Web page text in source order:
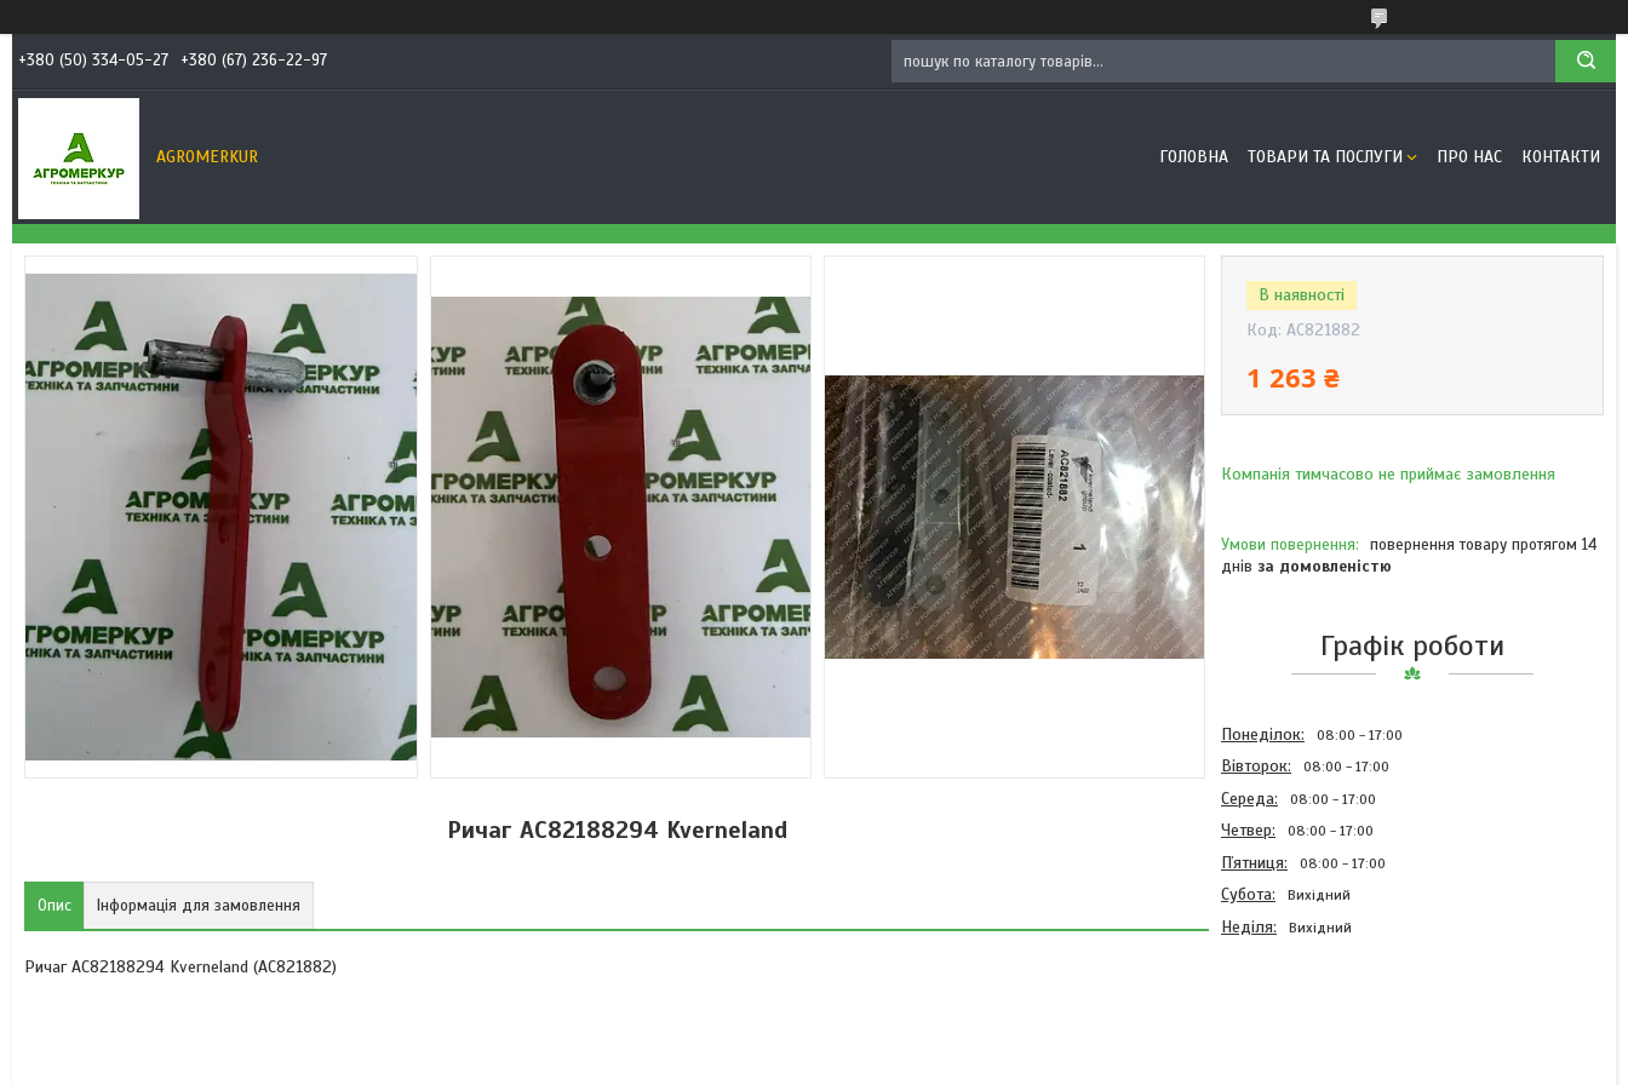
+380 (50) 334-05-27 +380 (67) 236-22-97
AGROMERKUR ГОЛОВНА ТОВАРИ ТА ПОСЛУГИ ПРО НАС КОНТАКТИ
Ричаг AC82188294 Kverneland
Опис Інформація для замовлення
Ричаг AC82188294 Kverneland (AC821882)
В наявності
Код: AC821882
1 263 ₴
Компанія тимчасово не приймає замовлення
повернення товару протягом 14
днів за домовленістю
Графік роботи
Понеділок 08:00 17:00
Вівторок 08:00 17:00
Середа 08:00 17:00
Четвер 08:00 17:00
Пʼятниця 08:00 17:00
Субота Вихідний
Неділя Вихідний